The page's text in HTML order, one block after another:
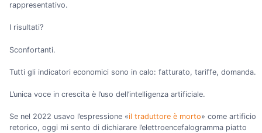
rappresentativo.
I risultati?
Sconfortanti.
Tutti gli indicatori economici sono in calo: fatturato, tariffe, domanda.
L’unica voce in crescita è l’uso dell’intelligenza artificiale.
Se nel 2022 usavo l’espressione «il traduttore è morto» come artificio
retorico, oggi mi sento di dichiarare l’elettroencefalogramma piatto